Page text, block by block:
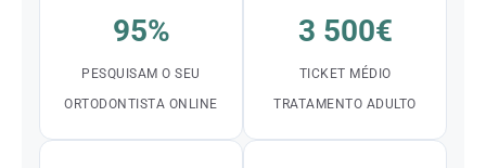
95%
PESQUISAM O SEU
ORTODONTISTA ONLINE
3 500€
TICKET MÉDIO
TRATAMENTO ADULTO